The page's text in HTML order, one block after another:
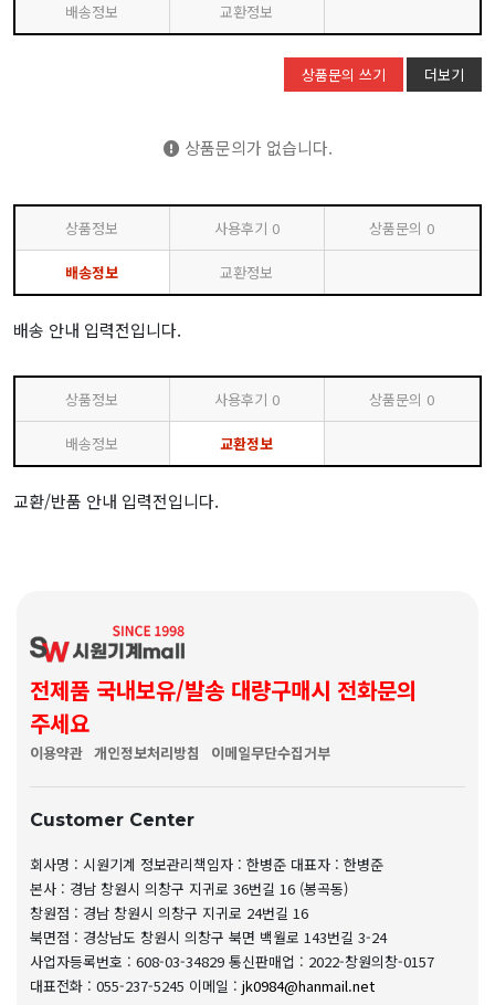
배송정보 교환정보
상품문의 쓰기 더보기
상품문의가 없습니다.
상품정보 사용후기 0 상품문의 0
배송정보 교환정보
배송 안내 입력전입니다.
상품정보 사용후기 0 상품문의 0
배송정보 교환정보
교환/반품 안내 입력전입니다.
전제품 국내보유/발송 대량구매시 전화문의
주세요
이용약관 개인정보처리방침 이메일무단수집거부
Customer Center
회사명 : 시원기계 정보관리책임자 : 한병준 대표자 : 한병준
본사 : 경남 창원시 의창구 지귀로 36번길 16 (봉곡동)
창원점 : 경남 창원시 의창구 지귀로 24번길 16
북면점 : 경상남도 창원시 의창구 북면 백월로 143번길 3-24
사업자등록번호 : 608-03-34829 통신판매업 : 2022-창원의창-0157
대표전화 : 055-237-5245 이메일 : jk0984@hanmail.net